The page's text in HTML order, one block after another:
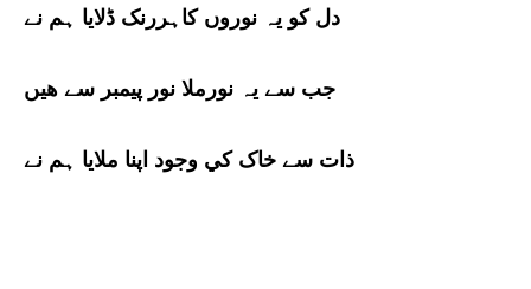
دل کو يہ نوروں کاہررنک ڈلایا ہم نے
جب سے یہ نورملا نور پیمبر سے ھيں
ذات سے خاک کي وجود اپنا ملایا ہم نے